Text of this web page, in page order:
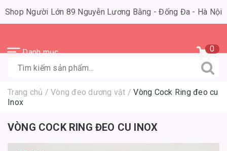
Shop Người Lớn 89 Nguyễn Lương Bằng - Đống Đa - Hà Nội
Danh mục 0
Trang chủ / Vòng đeo dương vật /Vòng Cock Ring đeo cu
Inox
VÒNG COCK RING ĐEO CU INOX